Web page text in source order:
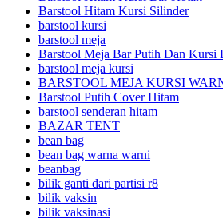
Barstool Hitam Kursi Silinder
barstool kursi
barstool meja
Barstool Meja Bar Putih Dan Kursi
barstool meja kursi
BARSTOOL MEJA KURSI
Barstool Putih Cover Hitam
barstool senderan hitam
BAZAR TENT
bean bag
bean bag warna warni
beanbag
bilik ganti dari partisi r8
bilik vaksin
bilik vaksinasi